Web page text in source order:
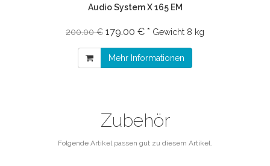
Audio System X 165 EM
200.00 € 179.00 € * Gewicht 8 kg
Mehr Informationen
Zubehör
Folgende Artikel passen gut zu diesem Artikel.